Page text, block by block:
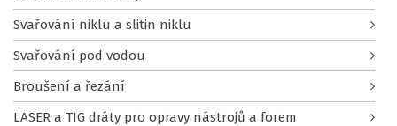
Svařování niklu a slitin niklu
Svařování pod vodou
Broušení a řezání
LASER a TIG dráty pro opravy nástrojů a forem